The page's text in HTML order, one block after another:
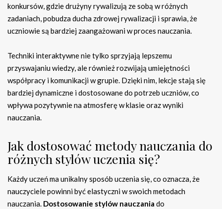
konkursów, gdzie drużyny rywalizują ze sobą w różnych
zadaniach, pobudza ducha zdrowej rywalizacji i sprawia, że
uczniowie są bardziej zaangażowani w proces nauczania.
Techniki interaktywne nie tylko sprzyjają lepszemu
przyswajaniu wiedzy, ale również rozwijają umiejętności
współpracy i komunikacji w grupie. Dzięki nim, lekcje stają się
bardziej dynamiczne i dostosowane do potrzeb uczniów, co
wpływa pozytywnie na atmosferę w klasie oraz wyniki
nauczania.
Jak dostosować metody nauczania do
różnych stylów uczenia się?
Każdy uczeń ma unikalny sposób uczenia się, co oznacza, że
nauczyciele powinni być elastyczni w swoich metodach
nauczania. Dostosowanie stylów nauczania do